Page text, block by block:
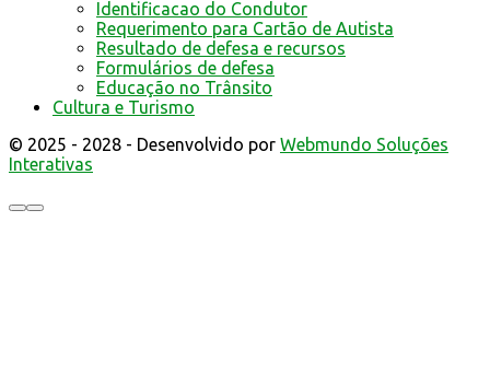
Identificacao do Condutor
Requerimento para Cartão de Autista
Resultado de defesa e recursos
Formulários de defesa
Educação no Trânsito
Cultura e Turismo
© 2025 - 2028 - Desenvolvido por Webmundo Soluções
Interativas